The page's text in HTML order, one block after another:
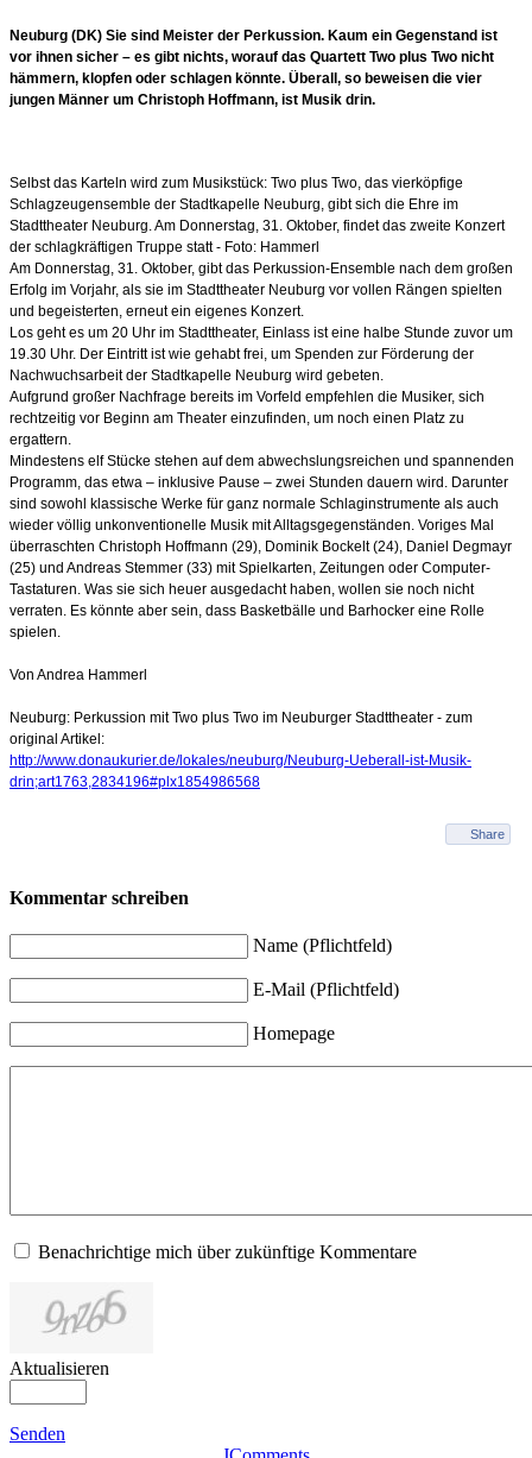
Neuburg (DK) Sie sind Meister der Perkussion. Kaum ein Gegenstand ist
vor ihnen sicher – es gibt nichts, worauf das Quartett Two plus Two nicht
hämmern, klopfen oder schlagen könnte. Überall, so beweisen die vier
jungen Männer um Christoph Hoffmann, ist Musik drin.
Selbst das Karteln wird zum Musikstück: Two plus Two, das vierköpfige
Schlagzeugensemble der Stadtkapelle Neuburg, gibt sich die Ehre im
Stadttheater Neuburg. Am Donnerstag, 31. Oktober, findet das zweite Konzert
der schlagkräftigen Truppe statt - Foto: Hammerl
Am Donnerstag, 31. Oktober, gibt das Perkussion-Ensemble nach dem großen
Erfolg im Vorjahr, als sie im Stadttheater Neuburg vor vollen Rängen spielten
und begeisterten, erneut ein eigenes Konzert.
Los geht es um 20 Uhr im Stadttheater, Einlass ist eine halbe Stunde zuvor um
19.30 Uhr. Der Eintritt ist wie gehabt frei, um Spenden zur Förderung der
Nachwuchsarbeit der Stadtkapelle Neuburg wird gebeten.
Aufgrund großer Nachfrage bereits im Vorfeld empfehlen die Musiker, sich
rechtzeitig vor Beginn am Theater einzufinden, um noch einen Platz zu
ergattern.
Mindestens elf Stücke stehen auf dem abwechslungsreichen und spannenden
Programm, das etwa – inklusive Pause – zwei Stunden dauern wird. Darunter
sind sowohl klassische Werke für ganz normale Schlaginstrumente als auch
wieder völlig unkonventionelle Musik mit Alltagsgegenständen. Voriges Mal
überraschten Christoph Hoffmann (29), Dominik Bockelt (24), Daniel Degmayr
(25) und Andreas Stemmer (33) mit Spielkarten, Zeitungen oder Computer-
Tastaturen. Was sie sich heuer ausgedacht haben, wollen sie noch nicht
verraten. Es könnte aber sein, dass Basketbälle und Barhocker eine Rolle
spielen.
Von Andrea Hammerl
Neuburg: Perkussion mit Two plus Two im Neuburger Stadttheater - zum
original Artikel:
http://www.donaukurier.de/lokales/neuburg/Neuburg-Ueberall-ist-Musik-
drin;art1763,2834196#plx1854986568
Share
Kommentar schreiben
Name (Pflichtfeld)
E-Mail (Pflichtfeld)
Homepage
Benachrichtige mich über zukünftige Kommentare
Aktualisieren
Senden